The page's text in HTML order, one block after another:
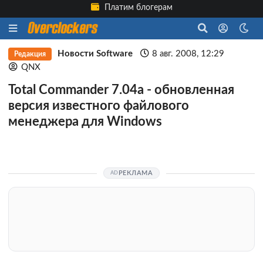
Платим блогерам
Редакция Новости Software
8 авг. 2008, 12:29
QNX
Total Commander 7.04a - обновленная
версия известного файлового
менеджера для Windows
РЕКЛАМА